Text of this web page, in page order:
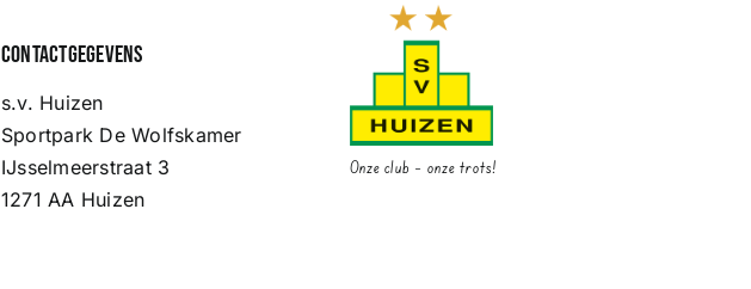
Contactgegevens
s.v. Huizen
Sportpark De Wolfskamer
IJsselmeerstraat 3
1271 AA Huizen
Onze club – onze trots!